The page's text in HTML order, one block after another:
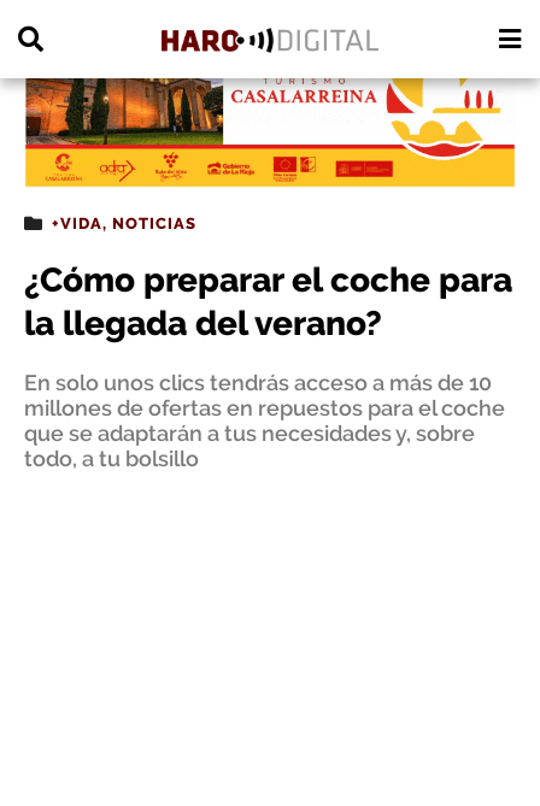
+VIDA, NOTICIAS
¿Cómo preparar el coche para
la llegada del verano?
En solo unos clics tendrás acceso a más de 10
millones de ofertas en repuestos para el coche
que se adaptarán a tus necesidades y, sobre
todo, a tu bolsillo